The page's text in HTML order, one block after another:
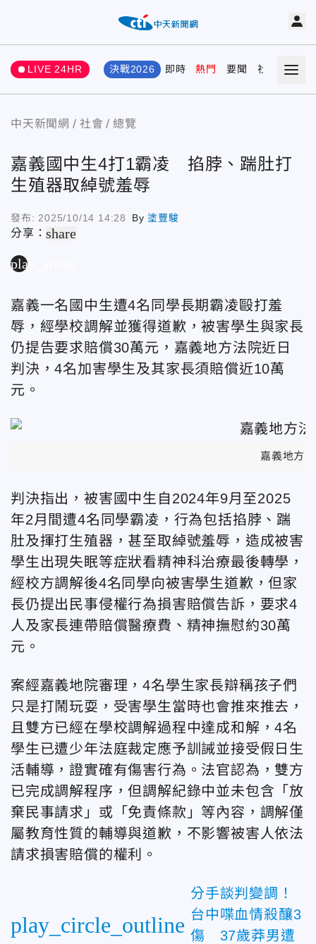
LIVE 24HR 決戰2026 即時 熱門 要聞 社會 娛樂
中天新聞網 社會 總覽
嘉義國中生4打1霸凌 掐脖、踹肚打
生殖器取綽號羞辱
發布: 2025/10/14 14:28 By塗豐駿
分享：share
play_arrow
嘉義一名國中生遭4名同學長期霸凌毆打羞
辱，經學校調解並獲得道歉，被害學生與家長
仍提告要求賠償30萬元，嘉義地方法院近日
判決，4名加害學生及其家長須賠償近10萬
元。
嘉義地方
判決指出，被害國中生自2024年9月至2025
年2月間遭4名同學霸凌，行為包括掐脖、踹
肚及揮打生殖器，甚至取綽號羞辱，造成被害
學生出現失眠等症狀看精神科治療最後轉學，
經校方調解後4名同學向被害學生道歉，但家
長仍提出民事侵權行為損害賠償告訴，要求4
人及家長連帶賠償醫療費、精神撫慰約30萬
元。
案經嘉義地院審理，4名學生家長辯稱孩子們
只是打鬧玩耍，受害學生當時也會推來推去，
且雙方已經在學校調解過程中達成和解，4名
學生已遭少年法庭裁定應予訓誡並接受假日生
活輔導，證實確有傷害行為。法官認為，雙方
已完成調解程序，但調解紀錄中並未包含「放
棄民事請求」或「免責條款」等內容，調解僅
屬教育性質的輔導與道歉，不影響被害人依法
請求損害賠償的權利。
play_circle_outline
分手談判變調！
台中喋血情殺釀3
傷 37歲莽男遭